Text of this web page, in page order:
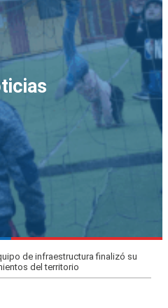
de infraestructura finalizó su
del territorio